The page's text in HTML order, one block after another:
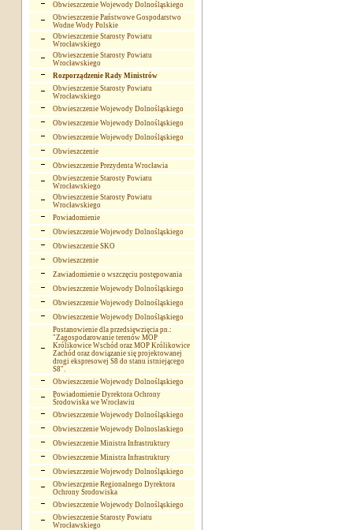
Obwieszczenie Wojewody Dolnośląskiego
Obwieszczenie Państwowe Gospodarstwo
Wodne Wody Polskie
Obwieszczenie Starosty Powiatu
Wrocławskiego
Obwieszczenie Starosty Powiatu
Wrocławskiego
Rozporządzenie Rady Ministrów
Obwieszczenie Starosty Powiatu
Wrocławskiego
Obwieszczenie Wojewody Dolnośląskiego
Obwieszczenie Wojewody Dolnośląskiego
Obwieszczenie Wojewody Dolnośląskiego
Obwieszczenie
Obwieszczenie Prezydenta Wrocławia
Obwieszczenie Starosty Powiatu
Wrocławskiego
Obwieszczenie Starosty Powiatu
Wrocławskiego
Powiadomienie
Obwieszczenie Wojewody Dolnośląskiego
Obwieszczenie SKO
Obwieszczenie
Zawiadomienie o wszczęciu postępowania
Obwieszczenie Wojewody Dolnośląskiego
Obwieszczenie Wojewody Dolnośląskiego
Obwieszczenie Wojewody Dolnośląskiego
Postanowienie dla przedsięwzięcia pn.:
"Zagospodarowanie terenów MOP
Królikowice Wschód oraz MOP Królikowice
Zachód oraz dowiązanie się projektowanej
drogi ekspresowej S8 do stanu istniejącego
S8".
Obwieszczenie Wojewody Dolnośląskiego
Powiadomienie Dyrektora Ochrony
Środowiska we Wrocławiu
Obwieszczenie Wojewody Dolnośląskiego
Obwieszczenie Wojewody Dolnoslaskiego
Obwieszczenie Ministra Infrastruktury
Obwieszczenie Ministra Infrastruktury
Obwieszczenie Wojewody Dolnośląskiego
Obwieszczenie Regionalnego Dyrektora
Ochrony Środowiska
Obwieszczenie Wojewody Dolnośląskiego
Obwieszczenie Starosty Powiatu
Wrocławskiego